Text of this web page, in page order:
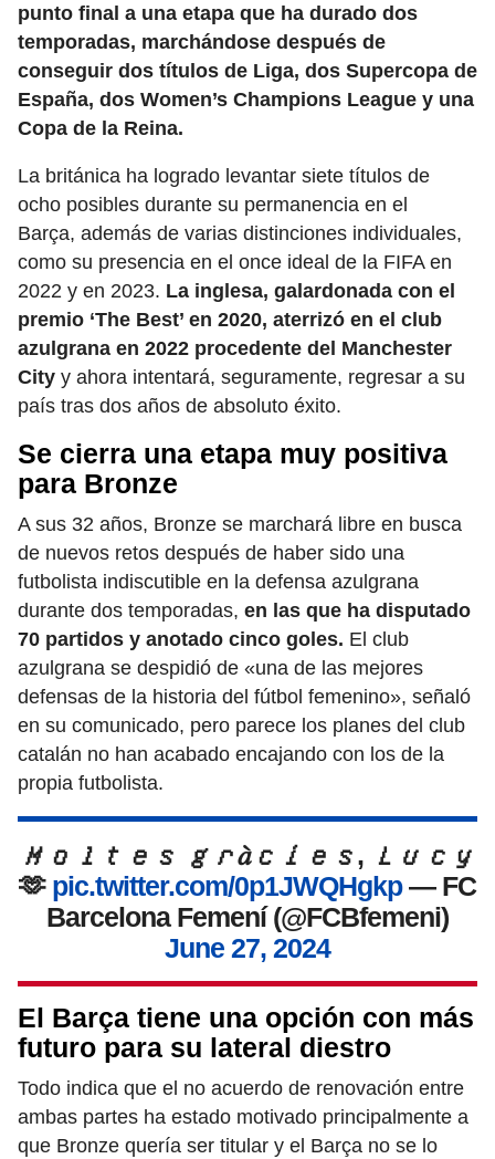
punto final a una etapa que ha durado dos
temporadas, marchándose después de
conseguir dos títulos de Liga, dos Supercopa de
España, dos Women’s Champions League y una
Copa de la Reina.
La británica ha logrado levantar siete títulos de
ocho posibles durante su permanencia en el
Barça, además de varias distinciones individuales,
como su presencia en el once ideal de la FIFA en
2022 y en 2023. La inglesa, galardonada con el
premio ‘The Best’ en 2020, aterrizó en el club
azulgrana en 2022 procedente del Manchester
City y ahora intentará, seguramente, regresar a su
país tras dos años de absoluto éxito.
Se cierra una etapa muy positiva
para Bronze
A sus 32 años, Bronze se marchará libre en busca
de nuevos retos después de haber sido una
futbolista indiscutible en la defensa azulgrana
durante dos temporadas, en las que ha disputado
70 partidos y anotado cinco goles. El club
azulgrana se despidió de «una de las mejores
defensas de la historia del fútbol femenino», señaló
en su comunicado, pero parece los planes del club
catalán no han acabado encajando con los de la
propia futbolista.
𝑀𝑜𝑙𝑡𝑒𝑠 𝑔𝑟𝑎̀𝑐𝑖𝑒𝑠, 𝐿𝑢𝑐𝑦
🫶 pic.twitter.com/0p1JWQHgkp— FC
Barcelona Femení (@FCBfemeni)
June 27, 2024
El Barça tiene una opción con más
futuro para su lateral diestro
Todo indica que el no acuerdo de renovación entre
ambas partes ha estado motivado principalmente a
que Bronze quería ser titular y el Barça no se lo